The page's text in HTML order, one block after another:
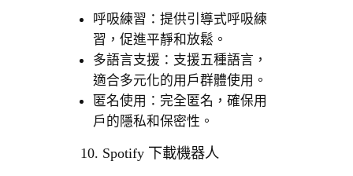
呼吸練習：提供引導式呼吸練
習，促進平靜和放鬆。
多語言支援：支援五種語言，
適合多元化的用戶群體使用。
匿名使用：完全匿名，確保用
戶的隱私和保密性。
10. Spotify 下載機器人